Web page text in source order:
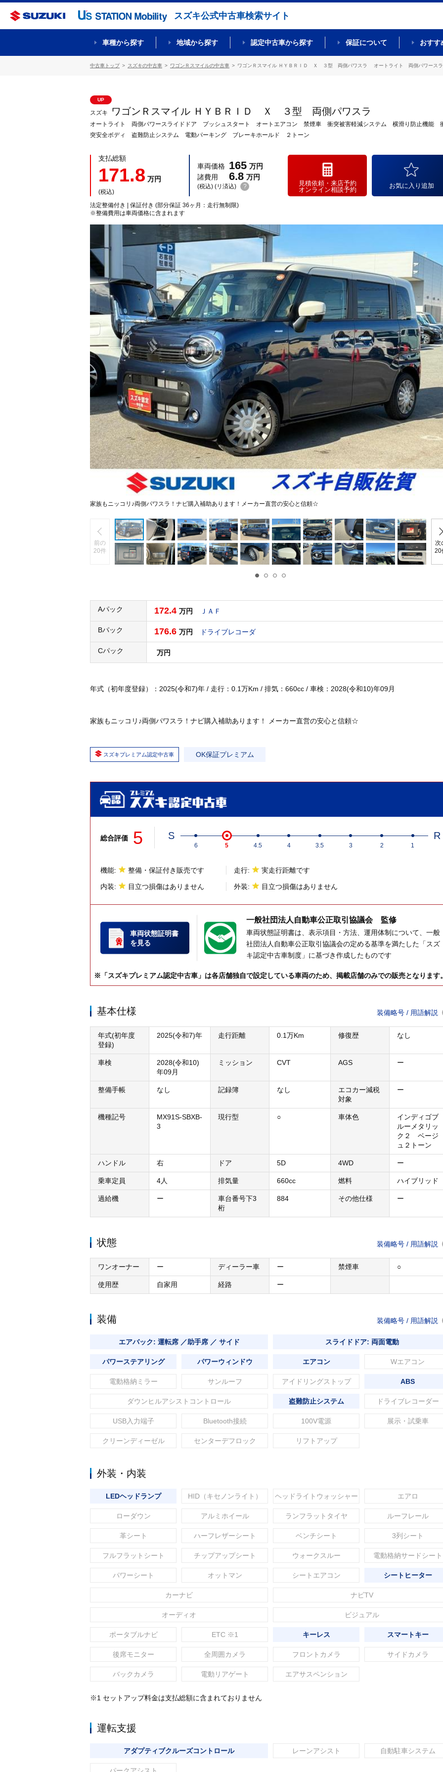
スズキ公式中古車検索サイト
車種から探す 地域から探す 認定中古車から探す 保証について おすす
中古車トップ スズキの中古車 ワゴンＲスマイルの中古車 ワゴンＲスマイル ＨＹＢＲＩＤ Ｘ ３型 両側パワスラ オートライト 両側パワース
UP
スズキ ワゴンＲスマイル ＨＹＢＲＩＤ Ｘ ３型 両側パワスラ
オートライト 両側パワースライドドア プッシュスタート オートエアコン 禁煙車 衝突被害軽減システム 横滑り防止機能
突安全ボディ 盗難防止システム 電動パーキング ブレーキホールド ２トーン
支払総額
171.8 万円
(税込)
車両価格 165 万円
諸費用
6.8 万円
(税込) (リ済込) ?
法定整備付き | 保証付き (部分保証 36ヶ月：走行無制限)
※整備費用は車両価格に含まれます
見積依頼・来店予約
オンライン相談予約
お気に入り追加
家族もニッコリ♪両側パワスラ！ナビ購入補助あります！メーカー直営の安心と信頼☆
前の
20件
次
20
Aパック 172.4 万円 ＪＡＦ
Bパック 176.6 万円 ドライブレコーダ
Cパック 万円
年式（初年度登録）：2025(令和7)年 / 走行：0.1万Km / 排気：660cc / 車検：2028(令和10)年09月
家族もニッコリ♪両側パワスラ！ナビ購入補助あります！ メーカー直営の安心と信頼☆
スズキプレミアム認定中古車 OK保証プレミアム
総合評価 5 S R
6 5 4.5 4 3.5 3 2 1
機能: 整備・保証付き販売です 走行: 実走行距離です
内装: 目立つ損傷はありません 外装: 目立つ損傷はありません
車両状態証明書
を見る
一般社団法人 自動車公正取引協議会 監修
車両状態証明書は、表示項目・方法、運用体制について、一般
社団法人自動車公正取引協議会の定める基準を満たした「スズ
キ認定中古車制度」に基づき作成したものです
※「スズキプレミアム認定中古車」は各店舗独自で設定している車両のため、掲載店舗のみでの販売となります
基本仕様 装備略号 / 用語解説
年式(初年度
登録)
2025(令和7)年 走行距離 0.1万Km 修復歴 なし
車検
2028(令和10)
年09月
ミッション CVT AGS ー
整備手帳 なし 記録簿 なし
エコカー減税
対象
ー
機種記号
MX91S-SBXB-
3
現行型 ○ 車体色
インディゴブ
ルーメタリッ
ク２ ベージ
ュ２トーン
ハンドル 右 ドア 5D 4WD ー
乗車定員 4人 排気量 660cc 燃料 ハイブリッド
過給機 ー
車台番号下3
桁
884 その他仕様 ー
状態 装備略号 / 用語解説
ワンオーナー ー ディーラー車 ー 禁煙車 ○
使用歴 自家用 経路 ー
装備 装備略号 / 用語解説
エアバック: 運転席 ／助手席 ／ サイド スライドドア: 両面電動
パワーステアリング パワーウィンドウ エアコン Wエアコン
電動格納ミラー サンルーフ アイドリングストップ ABS
ダウンヒルアシストコントロール 盗難防止システム ドライブレコーダー
USB入力端子 Bluetooth接続 100V電源 展示・試乗車
クリーンディーゼル センターデフロック リフトアップ
外装・内装
LEDヘッドランプ HID（キセノンライト） ヘッドライトウォッシャー エアロ
ローダウン アルミホイール ランフラットタイヤ ルーフレール
革シート ハーフレザーシート ベンチシート 3列シート
フルフラットシート チップアップシート ウォークスルー 電動格納サードシート
パワーシート オットマン シートエアコン シートヒーター
カーナビ ナビTV
オーディオ ビジュアル
ポータブルナビ ETC ※1 キーレス スマートキー
後席モニター 全周囲カメラ フロントカメラ サイドカメラ
バックカメラ 電動リアゲート エアサスペンション
※1 セットアップ料金は支払総額に含まれておりません
運転支援
アダプティブクルーズコントロール レーンアシスト 自動駐車システム